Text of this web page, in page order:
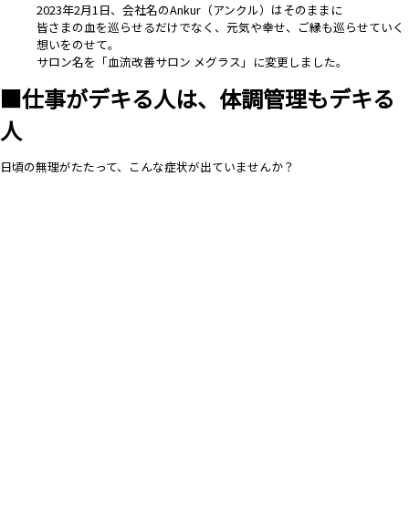
2023年2月1日、会社名のAnkur（アンクル）はそのままに
皆さまの血を巡らせるだけでなく、元気や幸せ、ご縁も巡らせていく
想いをのせて。
サロン名を「血流改善サロン メグラス」に変更しました。
■仕事がデキる人は、体調管理もデキる
人
日頃の無理がたたって、こんな症状が出ていませんか？